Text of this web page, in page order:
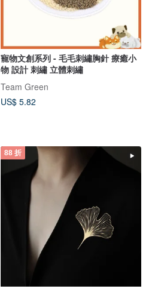
寵物文創系列 - 毛毛刺繡胸針 療癒小
物 設計 刺繡 立體刺繡
Team Green
US$ 5.82
88 折